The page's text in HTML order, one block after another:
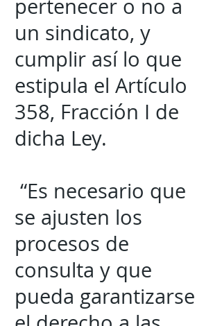
pertenecer o no a
un sindicato, y
cumplir así lo que
estipula el Artículo
358, Fracción I de
dicha Ley.
“Es necesario que
se ajusten los
procesos de
consulta y que
pueda garantizarse